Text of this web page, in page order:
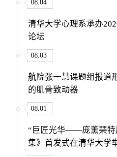
08.04
清华大学心理系承办
论坛
08.03
航院张一慧课题组报道
的肌骨致动器
08.01
“巨匠光华——庞薰琹特
集》首发式在清华大学